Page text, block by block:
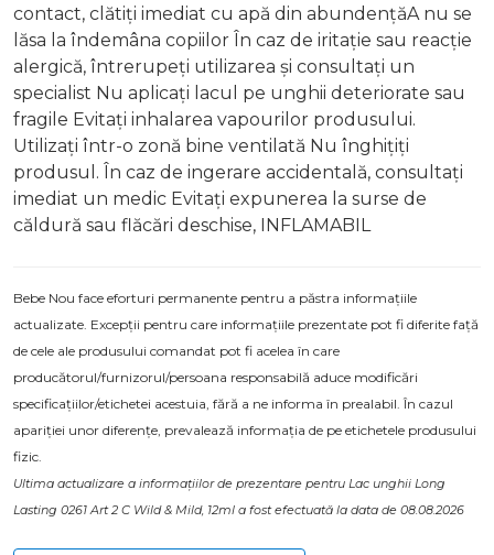
contact, clătiți imediat cu apă din abundențăA nu se
lăsa la îndemâna copiilor În caz de iritație sau reacție
alergică, întrerupeți utilizarea și consultați un
specialist Nu aplicați lacul pe unghii deteriorate sau
fragile Evitați inhalarea vapourilor produsului.
Utilizați într-o zonă bine ventilată Nu înghițiți
produsul. În caz de ingerare accidentală, consultați
imediat un medic Evitați expunerea la surse de
căldură sau flăcări deschise, INFLAMABIL
Bebe Nou face eforturi permanente pentru a păstra informațiile
actualizate. Excepții pentru care informațiile prezentate pot fi diferite față
de cele ale produsului comandat pot fi acelea în care
producătorul/furnizorul/persoana responsabilă aduce modificări
specificațiilor/etichetei acestuia, fără a ne informa în prealabil. În cazul
apariției unor diferențe, prevalează informația de pe etichetele produsului
fizic.
Ultima actualizare a informațiilor de prezentare pentru Lac unghii Long
Lasting 0261 Art 2 C Wild & Mild, 12ml a fost efectuată la data de 08.08.2026